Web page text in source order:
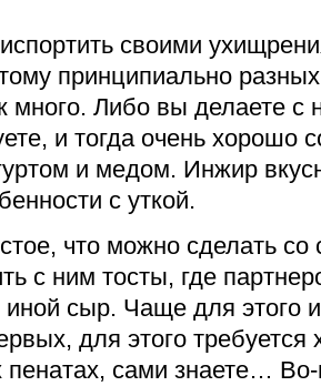
своими
принципиально
много. Либо вы делаете с
и тогда очень хорошо
и медом. Инжир
с уткой.
что можно сделать
с ним тосты, где
иной сыр. Чаще для этого
для этого требуется
сами знаете… Во-